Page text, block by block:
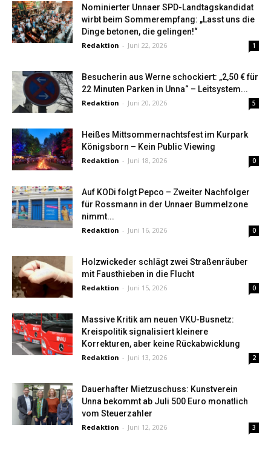
Nominierter Unnaer SPD-Landtagskandidat
wirbt beim Sommerempfang: „Lasst uns die
Dinge betonen, die gelingen!“
Redaktion - Juni 22, 2026 1
Besucherin aus Werne schockiert: „2,50 € für
22 Minuten Parken in Unna“ – Leitsystem...
Redaktion - Juni 20, 2026 5
Heißes Mittsommernachtsfest im Kurpark
Königsborn – Kein Public Viewing
Redaktion - Juni 18, 2026 0
Auf KODi folgt Pepco – Zweiter Nachfolger
für Rossmann in der Unnaer Bummelzone
nimmt...
Redaktion - Juni 16, 2026 0
Holzwickeder schlägt zwei Straßenräuber
mit Fausthieben in die Flucht
Redaktion - Juni 15, 2026 0
Massive Kritik am neuen VKU-Busnetz:
Kreispolitik signalisiert kleinere
Korrekturen, aber keine Rückabwicklung
Redaktion - Juni 13, 2026 2
Dauerhafter Mietzuschuss: Kunstverein
Unna bekommt ab Juli 500 Euro monatlich
vom Steuerzahler
Redaktion - Juni 12, 2026 3